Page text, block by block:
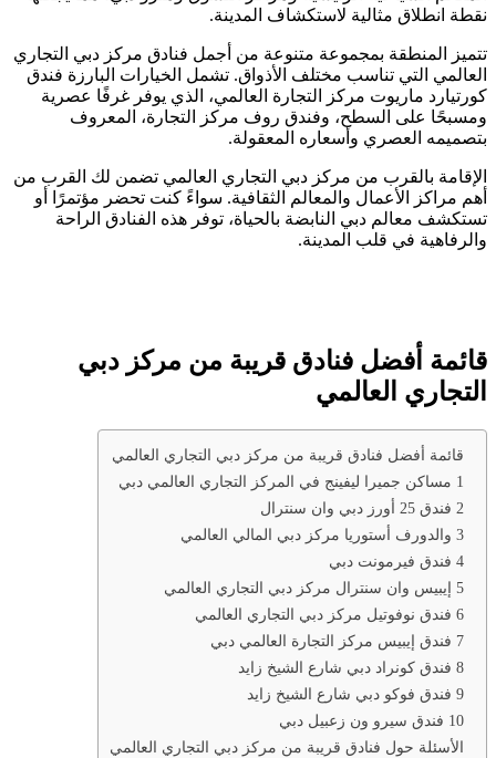
نقطة انطلاق مثالية لاستكشاف المدينة.
تتميز المنطقة بمجموعة متنوعة من أجمل فنادق مركز دبي التجاري
العالمي التي تناسب مختلف الأذواق. تشمل الخيارات البارزة فندق
كورتيارد ماريوت مركز التجارة العالمي، الذي يوفر غرفًا عصرية
ومسبحًا على السطح، وفندق روف مركز التجارة، المعروف
بتصميمه العصري وأسعاره المعقولة.
الإقامة بالقرب من مركز دبي التجاري العالمي تضمن لك القرب من
أهم مراكز الأعمال والمعالم الثقافية. سواءً كنت تحضر مؤتمرًا أو
تستكشف معالم دبي النابضة بالحياة، توفر هذه الفنادق الراحة
والرفاهية في قلب المدينة.
قائمة أفضل فنادق قريبة من مركز دبي
التجاري العالمي
قائمة أفضل فنادق قريبة من مركز دبي التجاري العالمي
1 مساكن جميرا ليفينج في المركز التجاري العالمي دبي
2 فندق 25 أورز دبي وان سنترال
3 والدورف أستوريا مركز دبي المالي العالمي
4 فندق فيرمونت دبي
5 إيبيس وان سنترال مركز دبي التجاري العالمي
6 فندق نوفوتيل مركز دبي التجاري العالمي
7 فندق إيبيس مركز التجارة العالمي دبي
8 فندق كونراد دبي شارع الشيخ زايد
9 فندق فوكو دبي شارع الشيخ زايد
10 فندق سيرو ون زعبيل دبي
الأسئلة حول فنادق قريبة من مركز دبي التجاري العالمي